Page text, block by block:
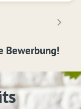
Bewerbung!